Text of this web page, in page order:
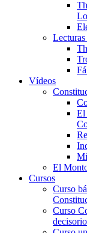
Vídeos
El
El
Cursos
Curso
Curso
decisorio